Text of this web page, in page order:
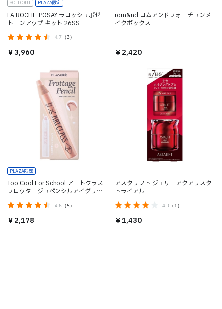
SOLD OUT PLAZA限定
LA ROCHE-POSAY ラロッシュポゼ
トーンアップ キット 26SS
4.7 （3）
￥3,960
rom&nd ロムアンドフォーチュンメ
イクボックス
￥2,420
PLAZA限定
Too Cool For School アートクラス
フロッタージュペンシルアイグリッ
ツエディション PLAZA限定セット
4.6 （5）
￥2,178
アスタリフト ジェリーアクアリスタ
トライアル
4.0 （1）
￥1,430